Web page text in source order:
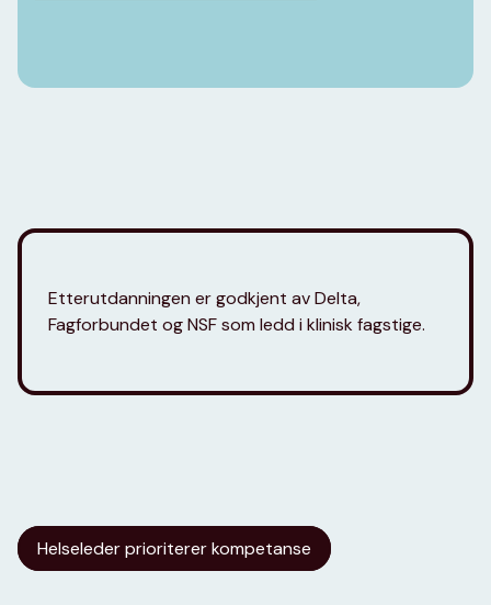
Etterutdanningen er godkjent av Delta,
Fagforbundet og NSF som ledd i klinisk fagstige.
Helseleder prioriterer kompetanse